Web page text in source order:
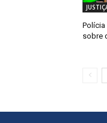
Polícia
sobre